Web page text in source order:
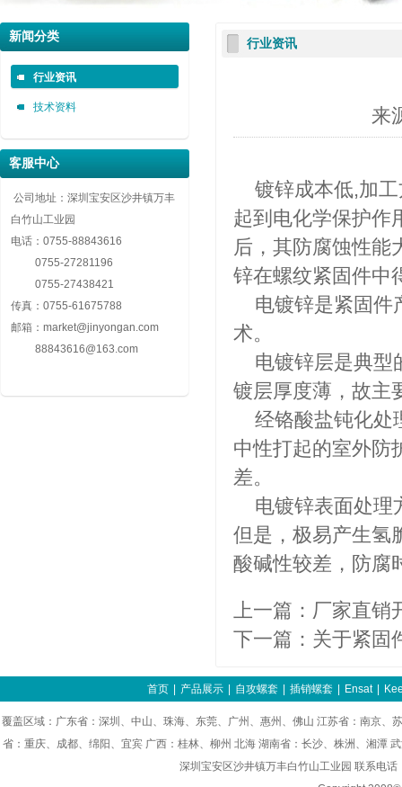
深圳市金永安装实业有限公司 0755-88843616
自攻螺套，无尾螺套，钢丝螺套，插销螺套厂家深圳市金永安装实业有限公司 0755-
深圳市金永安装实业有限公司 0755-88843616
自攻螺套，无尾螺套，钢丝螺套，插销螺套厂家深圳市金永安装实业有限公司 0755-
深圳市金永安装实业有限公司 0755-88843616
自攻螺套，无尾螺套，钢丝螺套，插销螺套厂家深圳市金永安装实业有限公司 0755-
新闻分类
行业资讯
技术资料
客服中心
公司地址：深圳宝安区沙井镇万丰
白竹山工业园
电话： 0755-88843616
0755-27281196
0755-27438421
传真： 0755-61675788
邮箱： market@jinyongan.com
88843616@163.com
行业资讯
来
镀锌成本低,加工
起到电化学保护作
后，其防腐蚀性能
锌在螺纹紧固件中
电镀锌是紧固件
术。
电镀锌层是典型
镀层厚度薄，故主
经铬酸盐钝化处
中性打起的室外防
差。
电镀锌表面处理
但是，极易产生氢
酸碱性较差，防腐
上一篇： 厂家直销
下一篇： 关于紧固
首页 产品展示 自攻螺套 插销螺套 Ensat
覆盖区域：广东省：深圳、中山、珠海、东莞、广州、惠州、佛山 江苏省：南京
省：重庆、成都、绵阳、宜宾 广西：桂林、柳州 北海 湖南省：长沙、株洲、湘潭
深圳宝安区沙井镇万丰白竹山工业园 联系